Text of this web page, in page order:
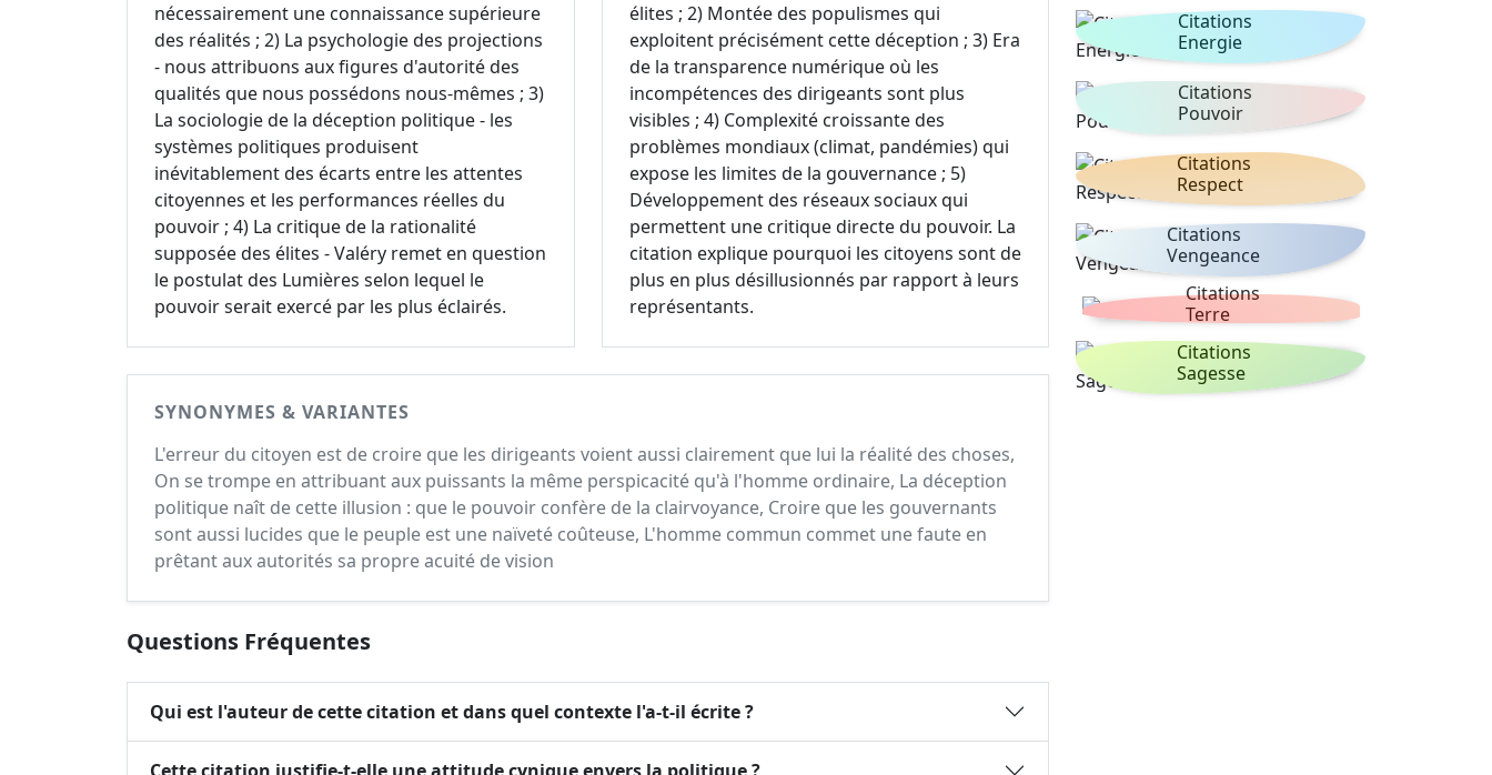
nécessairement une connaissance supérieure
des réalités ; 2) La psychologie des projections
- nous attribuons aux figures d'autorité des
qualités que nous possédons nous-mêmes ; 3)
La sociologie de la déception politique - les
systèmes politiques produisent
inévitablement des écarts entre les attentes
citoyennes et les performances réelles du
pouvoir ; 4) La critique de la rationalité
supposée des élites - Valéry remet en question
le postulat des Lumières selon lequel le
pouvoir serait exercé par les plus éclairés.
élites ; 2) Montée des populismes qui
exploitent précisément cette déception ; 3) Era
de la transparence numérique où les
incompétences des dirigeants sont plus
visibles ; 4) Complexité croissante des
problèmes mondiaux (climat, pandémies) qui
expose les limites de la gouvernance ; 5)
Développement des réseaux sociaux qui
permettent une critique directe du pouvoir. La
citation explique pourquoi les citoyens sont de
plus en plus désillusionnés par rapport à leurs
représentants.
SYNONYMES & VARIANTES
L'erreur du citoyen est de croire que les dirigeants voient aussi clairement que lui la réalité des choses,
On se trompe en attribuant aux puissants la même perspicacité qu'à l'homme ordinaire, La déception
politique naît de cette illusion : que le pouvoir confère de la clairvoyance, Croire que les gouvernants
sont aussi lucides que le peuple est une naïveté coûteuse, L'homme commun commet une faute en
prêtant aux autorités sa propre acuité de vision
Questions Fréquentes
Qui est l'auteur de cette citation et dans quel contexte l'a-t-il écrite ?
Cette citation justifie-t-elle une attitude cynique envers la politique ?
Citations
Energie
Citations
Pouvoir
Citations
Respect
Citations
Vengeance
Citations
Terre
Citations
Sagesse